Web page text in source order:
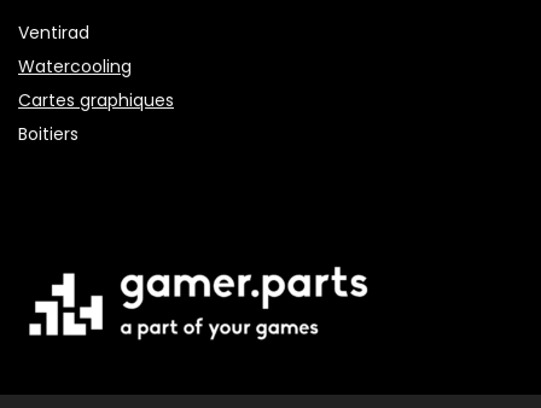
Ventirad
Watercooling
Cartes graphiques
Boitiers